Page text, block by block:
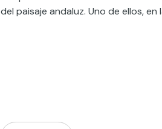
del paisaje andaluz. Uno de ellos, en